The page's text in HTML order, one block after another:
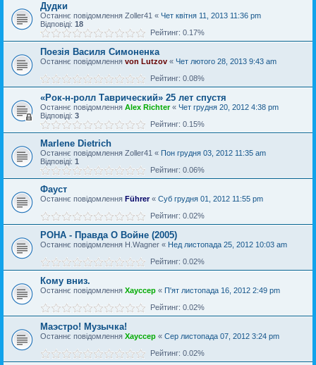
Дудки
Останнє повідомлення Zoller41 « Чет квітня 11, 2013 11:36 pm
Відповіді: 18
Рейтинг: 0.17%
Поезія Василя Симоненка
Останнє повідомлення von Lutzov « Чет лютого 28, 2013 9:43 am
Рейтинг: 0.08%
«Рок-н-ролл Таврический» 25 лет спустя
Останнє повідомлення Alex Richter« Чет грудня 20, 2012 4:38 pm
Відповіді: 3
Рейтинг: 0.15%
Marlene Dietrich
Останнє повідомлення Zoller41 « Пон грудня 03, 2012 11:35 am
Відповіді: 1
Рейтинг: 0.06%
Фауст
Останнє повідомлення Führer« Суб грудня 01, 2012 11:55 pm
Рейтинг: 0.02%
РОНА - Правда О Войне (2005)
Останнє повідомлення H.Wagner « Нед листопада 25, 2012 10:03 am
Рейтинг: 0.02%
Кому вниз.
Останнє повідомлення Хауссер « П'ят листопада 16, 2012 2:49 pm
Рейтинг: 0.02%
Маэстро! Музычка!
Останнє повідомлення Хауссер « Сер листопада 07, 2012 3:24 pm
Рейтинг: 0.02%